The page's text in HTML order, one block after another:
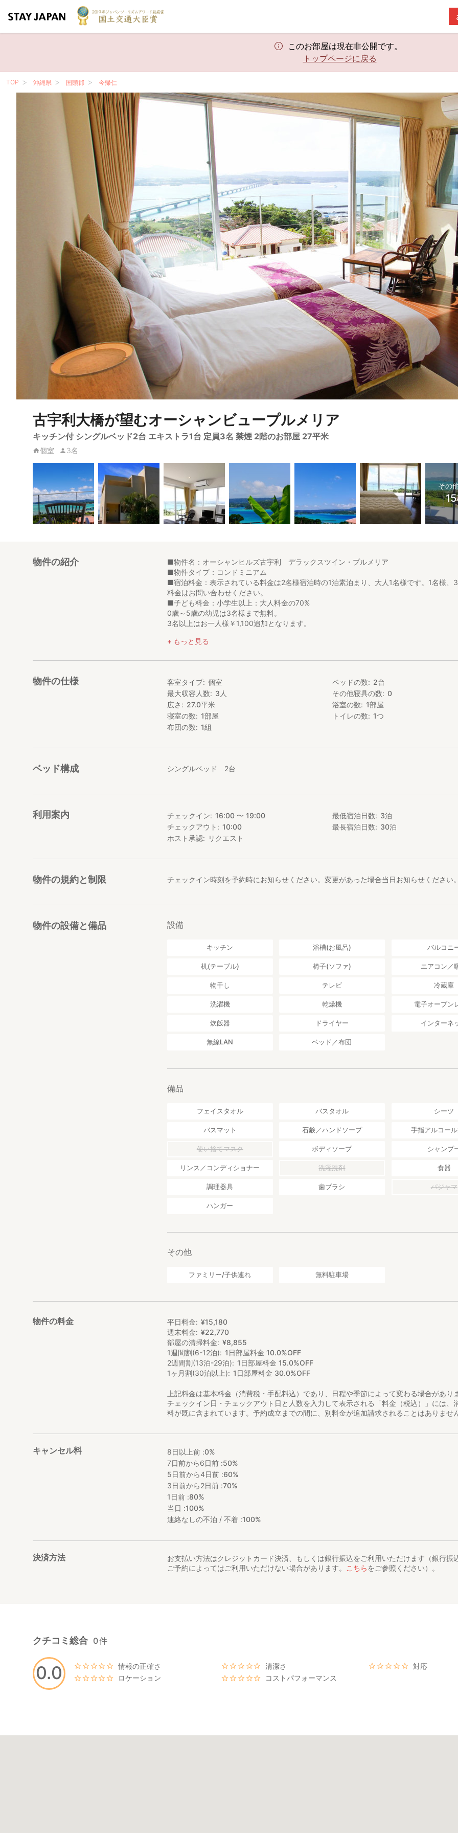
このお部屋は現在非公開です。
トップページに戻る
TOP 沖縄県 国頭郡 今帰仁
古宇利大橋が望むオーシャンビュープルメリア
キッチン付 シングルベッド2台 エキストラ1台 定員3名 禁煙 2階のお部屋 27平米
個室 3名
その
物件の紹介
■物件名：オーシャンヒルズ古宇利 デラックスツイン・プルメリア
■物件タイプ：コンドミニアム
■宿泊料金：表示されている料金は2名様宿泊時の1泊素泊まり、大人1名様です。1名様、
料金はお問い合わせください。
■子ども料金：小学生以上：大人料金の70%
0歳～5歳の幼児は3名様まで無料。
3名以上はお一人様￥1,100追加となります。
恋の島、古宇利島。エメラルドグリーンに輝く海と、歩いて渡れる絶景の橋、日本一に輝
※ご宿泊頂くお部屋は建物２階部分となります。外の螺旋階段を上がっていただき入室い
１階部分は一般住宅として使用されております。
エレベーターはございませんのでご了承くださいませ。
もっと見る
物件の仕様 客室タイプ 個室
最大収容人数
3 人
広さ
27.0平米
寝室の数
1部屋
布団の数
1組
ベッドの数 2台
その他寝具の数
0
浴室の数
1部屋
トイレの数
1つ
ベッド構成 シングルベッド 2台
利用案内 チェックイン
16:00 〜 19:00
チェックアウト
10:00
ホスト承認
リクエスト
最低宿泊日数 3泊
最長宿泊日数
30泊
物件の規約と制限 チェックイン時刻を予約時にお知らせください。変更があった場合当日お知らせください
物件の設備と備品 設備
キッチン 浴槽(お風呂) バルコニ
机(テーブル) 椅子(ソファ) エアコン／
物干し テレビ 冷蔵庫
洗濯機 乾燥機 電子オーブン
炊飯器 ドライヤー インターネ
無線LAN ベッド／布団
備品
フェイスタオル バスタオル シーツ
バスマット 石鹸／ハンドソープ 手指アルコー
使い捨てマスク ボディソープ シャンプ
リンス／コンディショナー 洗濯洗剤 食器
調理器具 歯ブラシ パジャマ
ハンガー
その他
ファミリー/子供連れ 無料駐車場
物件の料金 平日料金 ¥15,180
週末料金
¥22,770
部屋の清掃料金
¥8,855
1週間割(6-12泊)
1日部屋料金 10.0%OFF
2週間割(13泊-29泊)
1日部屋料金 15.0%OFF
1ヶ月割(30泊以上)
1日部屋料金 30.0%OFF
上記料金は基本料金（消費税・手配料込）であり、日程や季節によって変わる場合があり
チェックイン日・チェックアウト日と人数を入力して表示される「料金（税込）」には、
料が既に含まれています。予約成立までの間に、別料金が追加請求されることはありませ
キャンセル料 8日以上前 :0%
7日前から6日前 :50%
5日前から4日前 :60%
3日前から2日前 :70%
1日前 :80%
当日 :100%
連絡なしの不泊 / 不着 :100%
決済方法
お支払い方法はクレジットカード決済、もしくは銀行振込をご利用いただけます（銀行振
ご予約によってはご利用いただけない場合があります。 こちらをご参照ください）。
0.0
クチコミ総合 0件
情報の正確さ 清潔さ
対応
ロケーション
コストパフォーマンス